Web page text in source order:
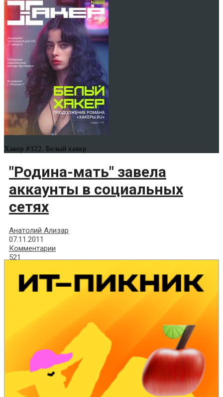
Хакер #322. Белый хакер
"Родина-мать" завела
аккаунты в социальных
сетях
Анатолий Ализар
07.11.2011
Комментарии
521